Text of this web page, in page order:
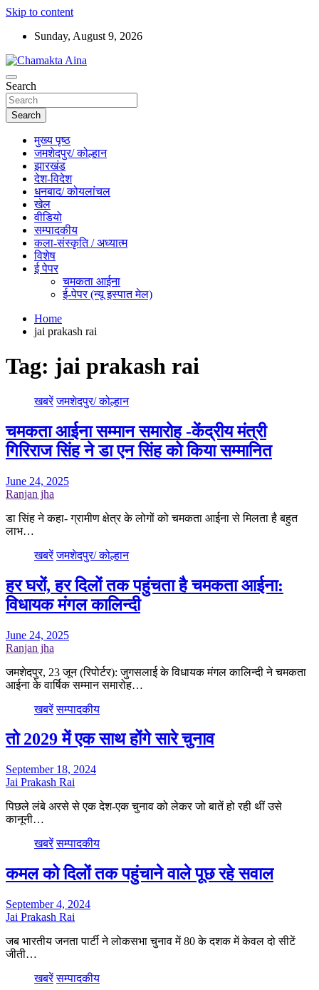
Skip to content
Sunday, August 9, 2026
Chamakta Aina
Hindi News Paper – Jharkhand
Search
Search
मुख्य पृष्ठ
जमशेदपुर/ कोल्हान
झारखंड
देश-विदेश
धनबाद/ कोयलांचल
खेल
वीडियो
सम्पादकीय
कला-संस्कृति / अध्यात्म
विशेष
ई पेपर
चमकता आईना
ई-पेपर (न्यू इस्पात मेल)
Home
jai prakash rai
Tag: jai prakash rai
खबरें जमशेदपुर/ कोल्हान
चमकता आईना सम्मान समारोह -केंद्रीय मंत्री
गिरिराज सिंह ने डा एन सिंह को किया सम्मानित
June 24, 2025
Ranjan jha
डा सिंह ने कहा- ग्रामीण क्षेत्र के लोगों को चमकता आईना से मिलता है बहुत
लाभ…
खबरें जमशेदपुर/ कोल्हान
हर घरों, हर दिलों तक पहुंचता है चमकता आईना:
विधायक मंगल कालिन्दी
June 24, 2025
Ranjan jha
जमशेदपुर, 23 जून (रिपोर्टर): जुगसलाई के विधायक मंगल कालिन्दी ने चमकता
आईना के वार्षिक सम्मान समारोह…
खबरें सम्पादकीय
तो 2029 में एक साथ होंगे सारे चुनाव
September 18, 2024
Jai Prakash Rai
पिछले लंबे अरसे से एक देश-एक चुनाव को लेकर जो बातें हो रही थीं उसे
कानूनी…
खबरें सम्पादकीय
कमल को दिलों तक पहुंचाने वाले पूछ रहे सवाल
September 4, 2024
Jai Prakash Rai
जब भारतीय जनता पार्टी ने लोकसभा चुनाव में 80 के दशक में केवल दो सीटें
जीती…
खबरें सम्पादकीय